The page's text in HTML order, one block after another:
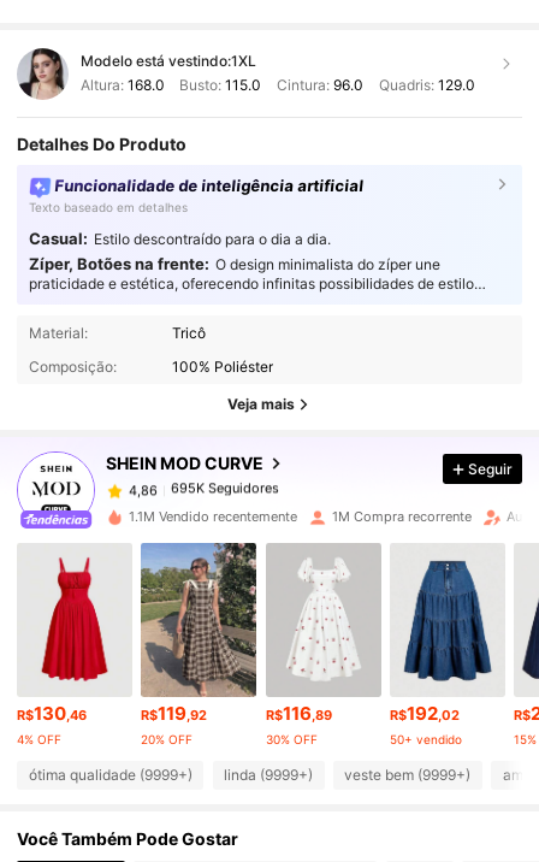
Modelo está vestindo:1XL
Altura: 168.0 Busto:115.0 Cintura: 96.0 Quadris: 129.0
Detalhes Do Produto
Funcionalidade de inteligência artificial
Texto baseado em detalhes
Casual: Estilo descontraído para o dia a dia.
Zíper, Botões na frente: O design minimalista do zíper une
praticidade e estética, oferecendo infinitas possibilidades de estilo
Material:
Tricô
Composição:
100% Poliéster
Veja mais
SHEIN MOD CURVE
695K Seguidores
4,86
695K Seguidores
5***6 pago 1 dia atrás
4,86 695K Seguidores
4,86 695K Seguidores
4,86 695K Seguidores
4,86 695K Seguidores
4,86 695K Seguidores
Seguir
1.1M Vendido recentemente 1M Compra recorrente
R$130,46
4% OFF
R$119,92
20% OFF
R$116,89
30% OFF
R$192,02
50+ vendido
R$
ótima qualidade (9999+) linda (9999+) veste bem (9999+)
Você Também Pode Gostar